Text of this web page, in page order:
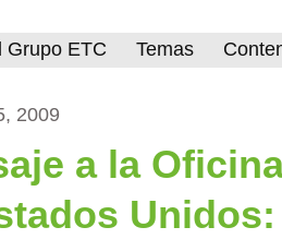
2009
a la
Grupo ETC Temas